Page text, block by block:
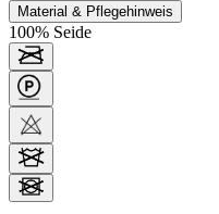
Material & Pflegehinweis
100% Seide